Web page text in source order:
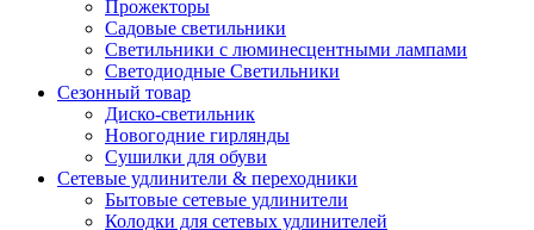
Прожекторы
Садовые светильники
Светильники с люминесцентными лампами
Светодиодные Светильники
Сезонный товар
Диско-светильник
Новогодние гирлянды
Сушилки для обуви
Сетевые удлинители & переходники
Бытовые сетевые удлинители
Колодки для сетевых удлинителей